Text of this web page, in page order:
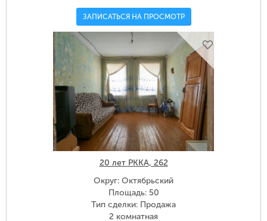
ЗАПИСАТЬСЯ НА ПРОСМОТР
20 лет РККА, 262
Округ: Октябрьский
Площадь: 50
Тип сделки: Продажа
2 комнатная